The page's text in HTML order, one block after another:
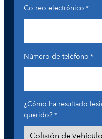
Correo electrónico *
Número de teléfono *
¿Cómo ha resultado
querido?*